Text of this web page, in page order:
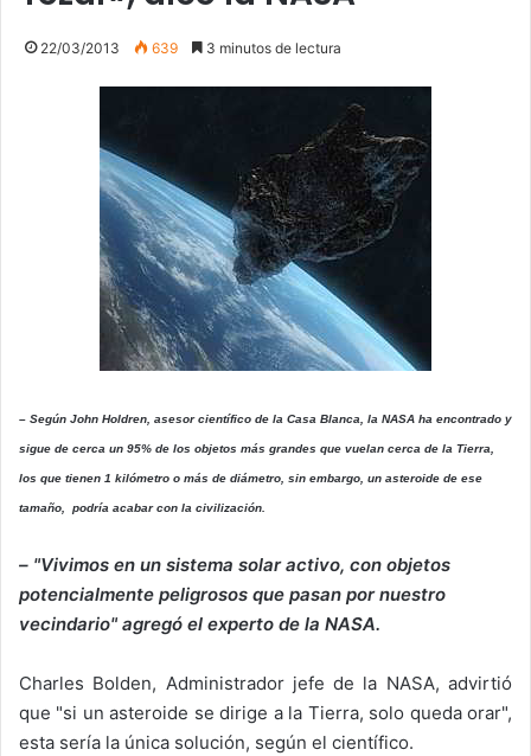
22/03/2013 639 3 minutos de lectura
– Según John Holdren, asesor científico de la Casa Blanca, la NASA ha encontrado y
sigue de cerca un 95% de los objetos más grandes que vuelan cerca de la Tierra,
los que tienen 1 kilómetro o más de diámetro, sin embargo, un asteroide de ese
tamaño, podría acabar con la civilización.
– "Vivimos en un sistema solar activo, con objetos
potencialmente peligrosos que pasan por nuestro
vecindario" agregó el experto de la NASA.
Charles Bolden, Administrador jefe de la NASA, advirtió
que "si un asteroide se dirige a la Tierra, solo queda orar",
esta sería la única solución, según el científico.